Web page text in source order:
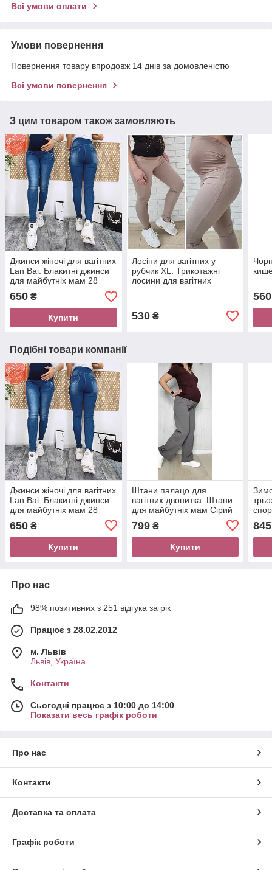
Всі умови оплати
Умови повернення
Повернення товару впродовж 14 днів за домовленістю
Всі умови повернення
З цим товаром також замовляють
Джинси жіночі для вагітних
Lan Bai. Блакитні джинси
для майбутніх мам 28
650 ₴
Купити
Лосіни для вагітних у
рубчик ХL. Трикотажні
лосини для вагітних
530₴
560
Подібні товари компанії
Джинси жіночі для вагітних
Lan Bai. Блакитні джинси
для майбутніх мам 28
650 ₴
Купити
Штани палацо для
вагітних двонитка. Штани
для майбутніх мам Сірий
799₴
Купити
845
Про нас
98% позитивних з 251 відгука за рік
Працює з 28.02.2012
м. Львів
Львів, Україна
Контакти
Сьогодні працює з 10:00 до 14:00
Показати весь графік роботи
Про нас
Контакти
Доставка та оплата
Графік роботи